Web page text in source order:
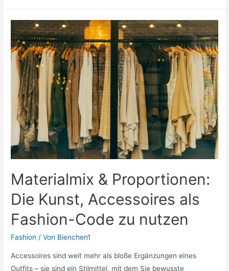
heiße
Tage:
Genuss
aus
dem
Gefrierfach
Materialmix & Proportionen:
Die Kunst, Accessoires als
Fashion-Code zu nutzen
Fashion / Von Bienchen1
Accessoires sind weit mehr als bloße Ergänzungen eines
Outfits – sie sind ein Stilmittel, mit dem Sie bewusste